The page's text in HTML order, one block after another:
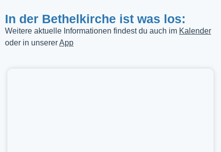
In der Bethelkirche ist was los:
Weitere aktuelle Informationen findest du auch im Kalender
oder in unsererApp